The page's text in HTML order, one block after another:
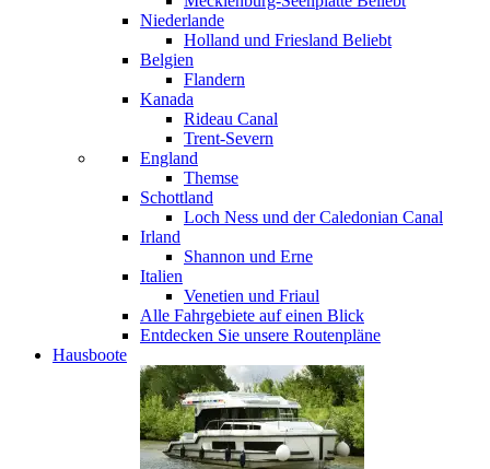
Niederlande
Holland und Friesland Beliebt
Belgien
Flandern
Kanada
Rideau Canal
Trent-Severn
England
Themse
Schottland
Loch Ness und der Caledonian Canal
Irland
Shannon und Erne
Italien
Venetien und Friaul
Alle Fahrgebiete auf einen Blick
Entdecken Sie unsere Routenpläne
Hausboote